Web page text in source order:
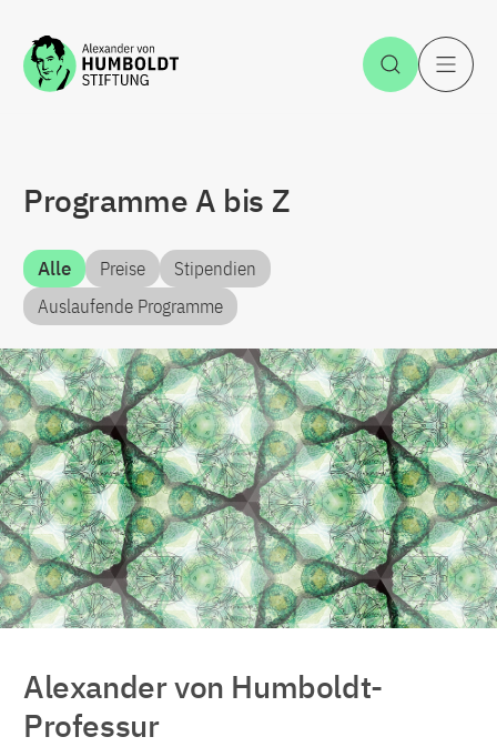
Zum Inhalt springen Suche
Programme A bis Z
Alle(Zum Inhalt springen)
Preise
Stipendien
Auslaufende Programme
Alexander von Humboldt-
Professur